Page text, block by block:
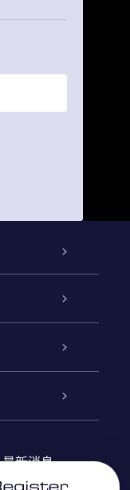
新消息